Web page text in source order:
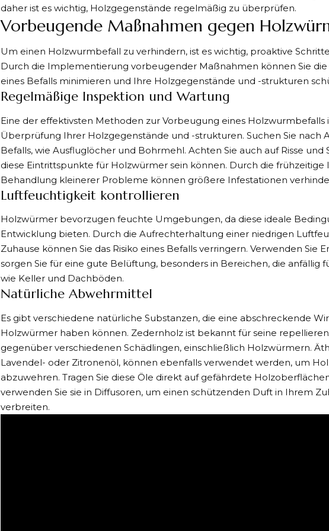
daher ist es wichtig, Holzgegenstände regelmäßig zu überprüfen.
Vorbeugende Maßnahmen gegen
Um einen Holzwurmbefall zu verhindern, ist es wichtig, proaktive
Durch die Implementierung vorbeugender Maßnahmen können Sie
eines Befalls minimieren und Ihre Holzgegenstände und -strukturen
Regelmäßige Inspektion und Wartung
Eine der effektivsten Methoden zur Vorbeugung eines Holzwurmbefalls
Überprüfung Ihrer Holzgegenstände und -strukturen. Suchen Sie nach
Befalls, wie Ausfluglöcher und Bohrmehl. Achten Sie auch auf Risse und
diese Eintrittspunkte für Holzwürmer sein können. Durch die frühzeitige
Behandlung kleinerer Probleme können größere Infestationen
Luftfeuchtigkeit kontrollieren
Holzwürmer bevorzugen feuchte Umgebungen, da diese ideale
Entwicklung bieten. Durch die Aufrechterhaltung einer niedrigen
Zuhause können Sie das Risiko eines Befalls verringern. Verwenden Sie
sorgen Sie für eine gute Belüftung, besonders in Bereichen, die anfällig
wie Keller und Dachböden.
Natürliche Abwehrmittel
Es gibt verschiedene natürliche Substanzen, die eine abschreckende
Holzwürmer haben können. Zedernholz ist bekannt für seine
gegenüber verschiedenen Schädlingen, einschließlich Holzwürmern.
Lavendel- oder Zitronenöl, können ebenfalls verwendet werden, um
abzuwehren. Tragen Sie diese Öle direkt auf gefährdete
verwenden Sie sie in Diffusoren, um einen schützenden Duft in Ihrem
verbreiten.